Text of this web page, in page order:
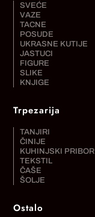
SVEĆE
VAZE
TACNE
POSUDE
UKRASNE KUTIJE
JASTUCI
FIGURE
SLIKE
KNJIGE
Trpezarija
TANJIRI
ČINIJE
KUHINJSKI PRIBOR
TEKSTIL
ČAŠE
ŠOLJE
Ostalo